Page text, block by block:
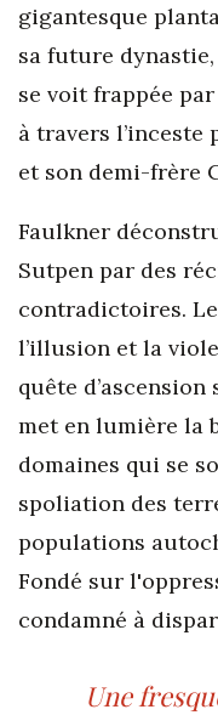
gigantesque
sa future
se voit frappée
à travers
et son demi-frère
Faulkner
Sutpen par des
contradictoires.
l’illusion et la
quête
met en lumière la
domaines qui se
spoliation des
populations
Fondé sur
condamné à
Une